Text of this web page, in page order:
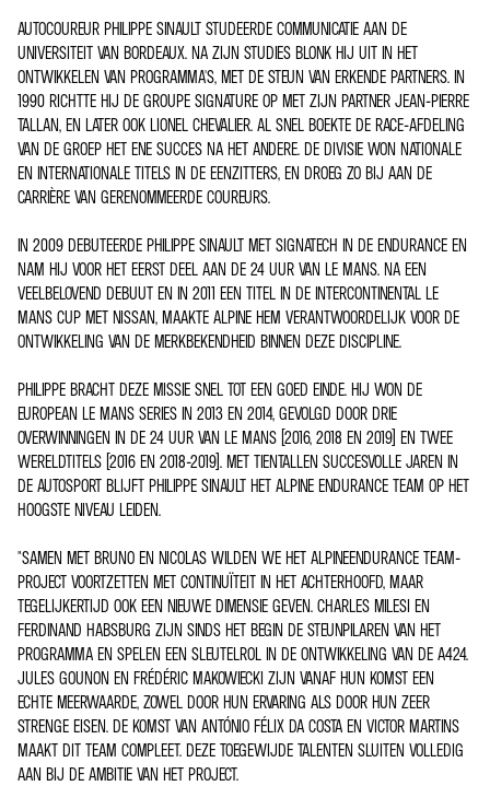
AUTOCOUREUR PHILIPPE SINAULT STUDEERDE COMMUNICATIE AAN DE
UNIVERSITEIT VAN BORDEAUX. NA ZIJN STUDIES BLONK HIJ UIT IN HET
ONTWIKKELEN VAN PROGRAMMA'S, MET DE STEUN VAN ERKENDE PARTNERS. IN
1990 RICHTTE HIJ DE GROUPE SIGNATURE OP MET ZIJN PARTNER JEAN-PIERRE
TALLAN, EN LATER OOK LIONEL CHEVALIER. AL SNEL BOEKTE DE RACE-AFDELING
VAN DE GROEP HET ENE SUCCES NA HET ANDERE. DE DIVISIE WON NATIONALE
EN INTERNATIONALE TITELS IN DE EENZITTERS, EN DROEG ZO BIJ AAN DE
CARRIÈRE VAN GERENOMMEERDE COUREURS.
IN 2009 DEBUTEERDE PHILIPPE SINAULT MET SIGNATECH IN DE ENDURANCE EN
NAM HIJ VOOR HET EERST DEEL AAN DE 24 UUR VAN LE MANS. NA EEN
VEELBELOVEND DEBUUT EN IN 2011 EEN TITEL IN DE INTERCONTINENTAL LE
MANS CUP MET NISSAN, MAAKTE ALPINE HEM VERANTWOORDELIJK VOOR DE
ONTWIKKELING VAN DE MERKBEKENDHEID BINNEN DEZE DISCIPLINE.
PHILIPPE BRACHT DEZE MISSIE SNEL TOT EEN GOED EINDE. HIJ WON DE
EUROPEAN LE MANS SERIES IN 2013 EN 2014, GEVOLGD DOOR DRIE
OVERWINNINGEN IN DE 24 UUR VAN LE MANS (2016, 2018 EN 2019) EN TWEE
WERELDTITELS (2016 EN 2018-2019). MET TIENTALLEN SUCCESVOLLE JAREN IN
DE AUTOSPORT BLIJFT PHILIPPE SINAULT HET ALPINE ENDURANCE TEAM OP HET
HOOGSTE NIVEAU LEIDEN.
"SAMEN MET BRUNO EN NICOLAS WILDEN WE HET ALPINEENDURANCE TEAM-
PROJECT VOORTZETTEN MET CONTINUÏTEIT IN HET ACHTERHOOFD, MAAR
TEGELIJKERTIJD OOK EEN NIEUWE DIMENSIE GEVEN. CHARLES MILESI EN
FERDINAND HABSBURG ZIJN SINDS HET BEGIN DE STEUNPILAREN VAN HET
PROGRAMMA EN SPELEN EEN SLEUTELROL IN DE ONTWIKKELING VAN DE A424.
JULES GOUNON EN FRÉDÉRIC MAKOWIECKI ZIJN VANAF HUN KOMST EEN
ECHTE MEERWAARDE, ZOWEL DOOR HUN ERVARING ALS DOOR HUN ZEER
STRENGE EISEN. DE KOMST VAN ANTÓNIO FÉLIX DA COSTA EN VICTOR MARTINS
MAAKT DIT TEAM COMPLEET. DEZE TOEGEWIJDE TALENTEN SLUITEN VOLLEDIG
AAN BIJ DE AMBITIE VAN HET PROJECT.